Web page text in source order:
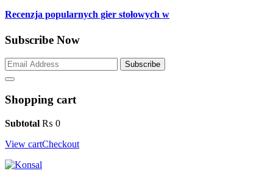
Recenzja popularnych gier stołowych w
Subscribe Now
Subscribe
Shopping cart
Subtotal ₨ 0
View cartCheckout